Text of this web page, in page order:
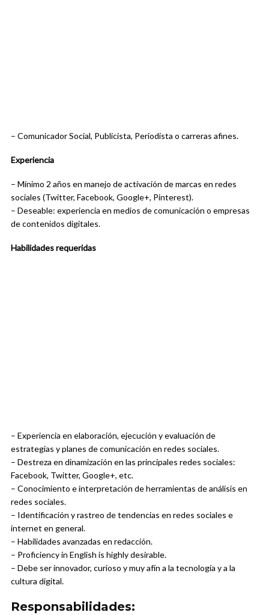
– Comunicador Social, Publicista, Periodista o carreras afines.
Experiencia
– Mínimo 2 años en manejo de activación de marcas en redes
sociales (Twitter, Facebook, Google+, Pinterest).
– Deseable: experiencia en medios de comunicación o empresas
de contenidos digitales.
Habilidades requeridas
– Experiencia en elaboración, ejecución y evaluación de
estrategias y planes de comunicación en redes sociales.
– Destreza en dinamización en las principales redes sociales:
Facebook, Twitter, Google+, etc.
– Conocimiento e interpretación de herramientas de análisis en
redes sociales.
– Identificación y rastreo de tendencias en redes sociales e
internet en general.
– Habilidades avanzadas en redacción.
– Proficiency in English is highly desirable.
– Debe ser innovador, curioso y muy afín a la tecnología y a la
cultura digital.
Responsabilidades: